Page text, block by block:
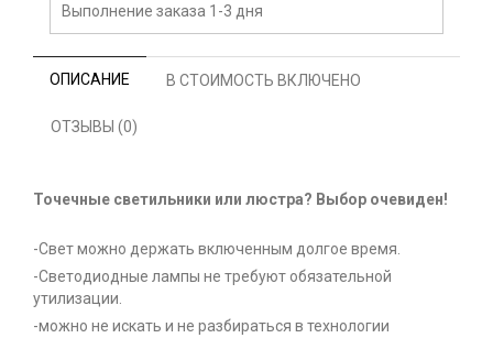
Выполнение заказа 1-3 дня
ОПИСАНИЕ В СТОИМОСТЬ ВКЛЮЧЕНО
ОТЗЫВЫ (0)
Точечные светильники или люстра? Выбор очевиден!
-Свет можно держать включенным долгое время.
-Светодиодные лампы не требуют обязательной
утилизации.
-можно не искать и не разбираться в технологии